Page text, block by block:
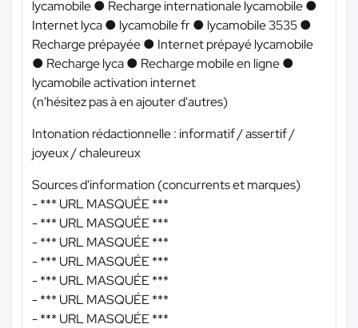
lycamobile ● Recharge internationale lycamobile ●
Internet lyca ● lycamobile fr ● lycamobile 3535 ●
Recharge prépayée ● Internet prépayé lycamobile
● Recharge lyca ● Recharge mobile en ligne ●
lycamobile activation internet
(n'hésitez pas à en ajouter d'autres)
Intonation rédactionnelle : informatif / assertif /
joyeux / chaleureux
Sources d'information (concurrents et marques)
-*** URL MASQUÉE ***
-*** URL MASQUÉE ***
-*** URL MASQUÉE ***
-*** URL MASQUÉE ***
-*** URL MASQUÉE ***
-*** URL MASQUÉE ***
-*** URL MASQUÉE ***